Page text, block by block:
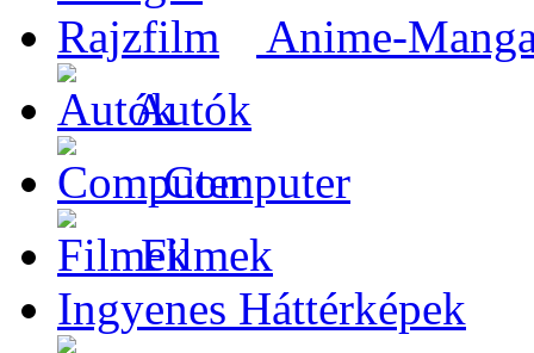
Anime-
Autók
Computer
Filmek
Ingyenes Háttérképek